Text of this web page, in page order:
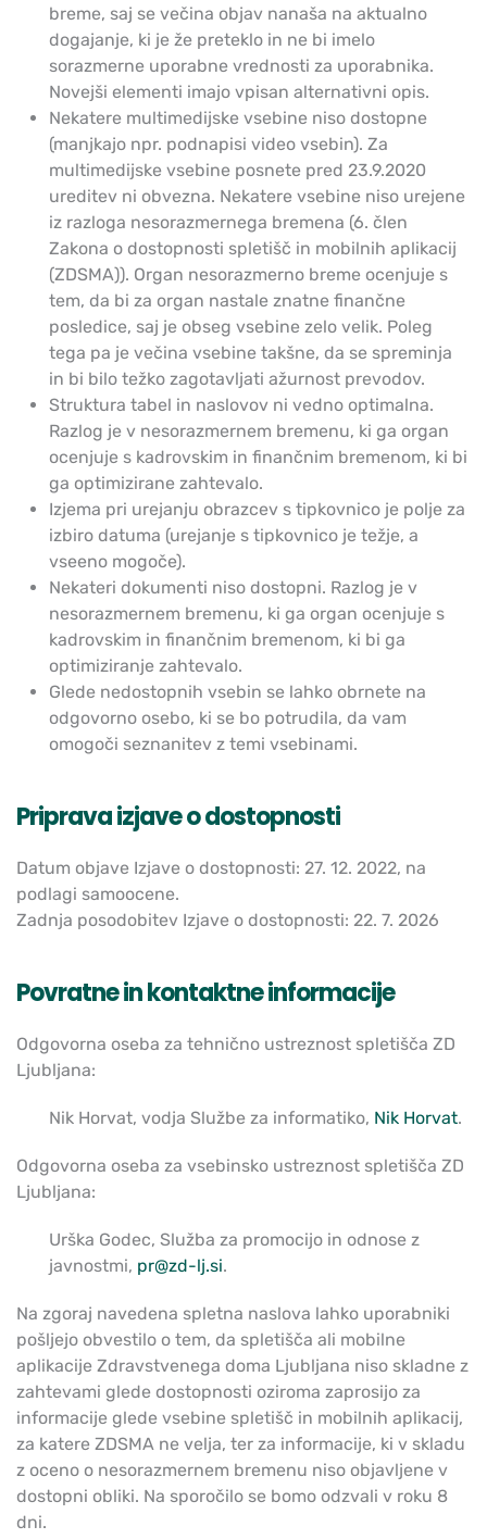
breme, saj se večina objav nanaša na aktualno
dogajanje, ki je že preteklo in ne bi imelo
sorazmerne uporabne vrednosti za uporabnika.
Novejši elementi imajo vpisan alternativni opis.
Nekatere multimedijske vsebine niso dostopne
(manjkajo npr. podnapisi video vsebin). Za
multimedijske vsebine posnete pred 23.9.2020
ureditev ni obvezna. Nekatere vsebine niso urejene
iz razloga nesorazmernega bremena (6. člen
Zakona o dostopnosti spletišč in mobilnih aplikacij
(ZDSMA)). Organ nesorazmerno breme ocenjuje s
tem, da bi za organ nastale znatne finančne
posledice, saj je obseg vsebine zelo velik. Poleg
tega pa je večina vsebine takšne, da se spreminja
in bi bilo težko zagotavljati ažurnost prevodov.
Struktura tabel in naslovov ni vedno optimalna.
Razlog je v nesorazmernem bremenu, ki ga organ
ocenjuje s kadrovskim in finančnim bremenom, ki bi
ga optimizirane zahtevalo.
Izjema pri urejanju obrazcev s tipkovnico je polje za
izbiro datuma (urejanje s tipkovnico je težje, a
vseeno mogoče).
Nekateri dokumenti niso dostopni. Razlog je v
nesorazmernem bremenu, ki ga organ ocenjuje s
kadrovskim in finančnim bremenom, ki bi ga
optimiziranje zahtevalo.
Glede nedostopnih vsebin se lahko obrnete na
odgovorno osebo, ki se bo potrudila, da vam
omogoči seznanitev z temi vsebinami.
Priprava izjave o dostopnosti
Datum objave Izjave o dostopnosti: 27. 12. 2022, na
podlagi samoocene.
Zadnja posodobitev Izjave o dostopnosti: 22. 7. 2026
Povratne in kontaktne informacije
Odgovorna oseba za tehnično ustreznost spletišča ZD
Ljubljana:
Nik Horvat, vodja Službe za informatiko, Nik Horvat.
Odgovorna oseba za vsebinsko ustreznost spletišča ZD
Ljubljana:
Urška Godec, Služba za promocijo in odnose z
javnostmi, pr@zd-lj.si.
Na zgoraj navedena spletna naslova lahko uporabniki
pošljejo obvestilo o tem, da spletišča ali mobilne
aplikacije Zdravstvenega doma Ljubljana niso skladne z
zahtevami glede dostopnosti oziroma zaprosijo za
informacije glede vsebine spletišč in mobilnih aplikacij,
za katere ZDSMA ne velja, ter za informacije, ki v skladu
z oceno o nesorazmernem bremenu niso objavljene v
dostopni obliki. Na sporočilo se bomo odzvali v roku 8
dni.